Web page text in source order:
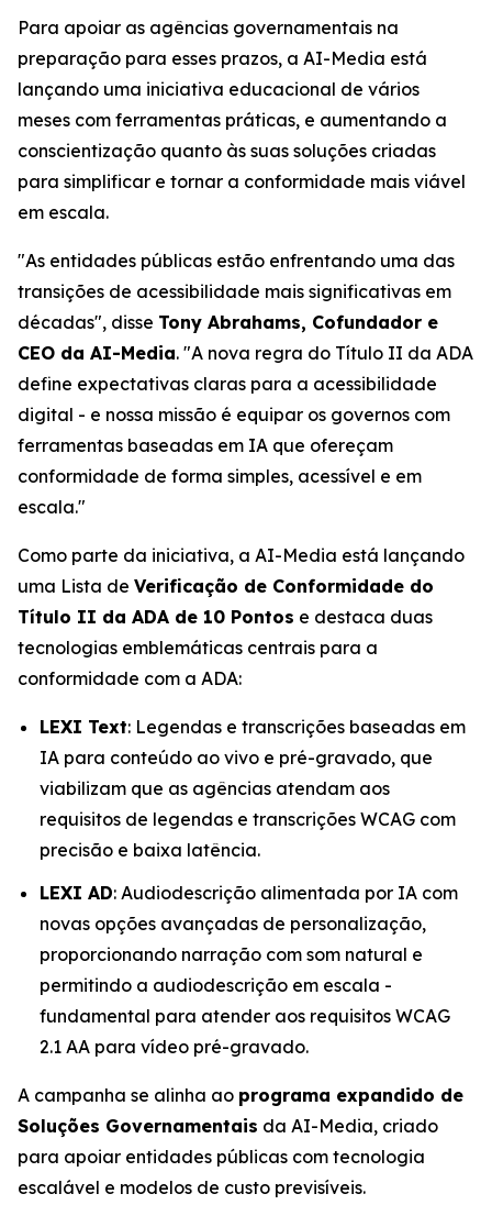
Para apoiar as agências governamentais na
preparação para esses prazos, a AI-Media está
lançando uma iniciativa educacional de vários
meses com ferramentas práticas, e aumentando a
conscientização quanto às suas soluções criadas
para simplificar e tornar a conformidade mais viável
em escala.
"As entidades públicas estão enfrentando uma das
transições de acessibilidade mais significativas em
décadas", disse Tony Abrahams, Cofundador e
CEO da AI-Media. "A nova regra do Título II da ADA
define expectativas claras para a acessibilidade
digital - e nossa missão é equipar os governos com
ferramentas baseadas em IA que ofereçam
conformidade de forma simples, acessível e em
escala."
Como parte da iniciativa, a AI-Media está lançando
uma Lista de Verificação de Conformidade do
Título II da ADA de 10 Pontos e destaca duas
tecnologias emblemáticas centrais para a
conformidade com a ADA:
LEXI Text: Legendas e transcrições baseadas em
IA para conteúdo ao vivo e pré-gravado, que
viabilizam que as agências atendam aos
requisitos de legendas e transcrições WCAG com
precisão e baixa latência.
LEXI AD: Audiodescrição alimentada por IA com
novas opções avançadas de personalização,
proporcionando narração com som natural e
permitindo a audiodescrição em escala -
fundamental para atender aos requisitos WCAG
2.1 AA para vídeo pré-gravado.
A campanha se alinha ao programa expandido de
Soluções Governamentais da AI-Media, criado
para apoiar entidades públicas com tecnologia
escalável e modelos de custo previsíveis.